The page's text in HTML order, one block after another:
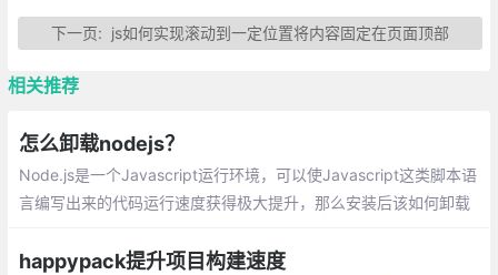
下一页: js如何实现滚动到一定位置将内容固定在页面顶部
相关推荐
怎么卸载nodejs？
Node.js是一个Javascript运行环境，可以使Javascript这类脚本语
言编写出来的代码运行速度获得极大提升，那么安装后该如何卸载
的方法，希望对大家有所帮助。
happypack提升项目构建速度